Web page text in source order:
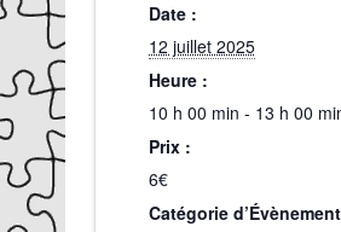
Date :
12 juillet 2025
Heure :
10 h 00 min - 13 h 00
Prix :
6€
Catégorie